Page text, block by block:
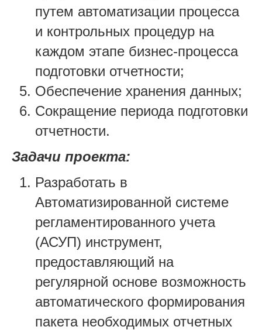
путем автоматизации процесса
и контрольных процедур на
каждом этапе бизнес-процесса
подготовки отчетности;
Обеспечение хранения данных;
Сокращение периода подготовки
отчетности.
Задачи проекта:
Разработать в
Автоматизированной системе
регламентированного учета
(АСУП) инструмент,
предоставляющий на
регулярной основе возможность
автоматического формирования
пакета необходимых отчетных